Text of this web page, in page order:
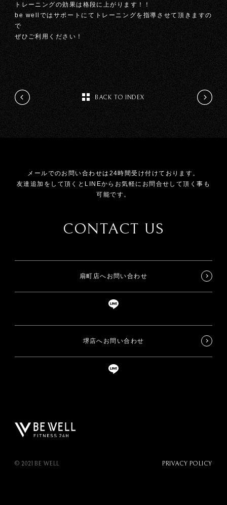
トレーニングの効果は格段に上がります！！
be wellではサポートにてトレーニングを指導させて頂きますの
で
ぜひご利用ください！
BACK TO INDEX
メールでのお問い合わせは24時間受け付けております。
友達追加をして頂くとLINEからお気軽にお問合せして頂く事も
可能です。
CONTACT US
扇町店へお問い合わせ
堺店へお問い合わせ
© 2021 BE WELL PRIVACY POLICY